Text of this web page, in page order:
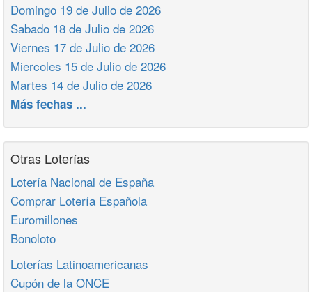
Domingo 19 de Julio de 2026
Sabado 18 de Julio de 2026
Viernes 17 de Julio de 2026
Miercoles 15 de Julio de 2026
Martes 14 de Julio de 2026
Más fechas ...
Otras Loterías
Lotería Nacional de España
Comprar Lotería Española
Euromillones
Bonoloto
Loterías Latinoamericanas
Cupón de la ONCE